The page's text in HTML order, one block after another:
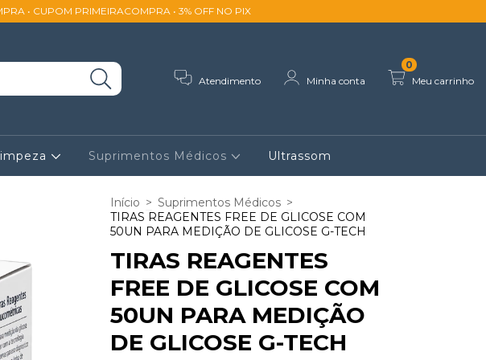
• CUPOM PRIMEIRACOMPRA • 3% OFF NO PIX
Atendimento Minha conta Meu carrinho
0
Suprimentos Médicos Ultrassom
Início > Suprimentos Médicos >
TIRAS REAGENTES FREE DE GLICOSE COM
50UN PARA MEDIÇÃO DE GLICOSE G-TECH
TIRAS REAGENTES
FREE DE GLICOSE COM
50UN PARA MEDIÇÃO
DE GLICOSE G-TECH